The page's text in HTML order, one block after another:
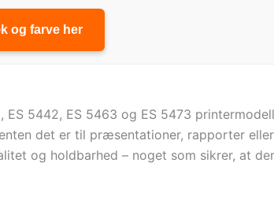
og farve her
5442, ES 5463 og ES 5473
det er til præsentationer, rapporter eller
og holdbarhed – noget som sikrer, at